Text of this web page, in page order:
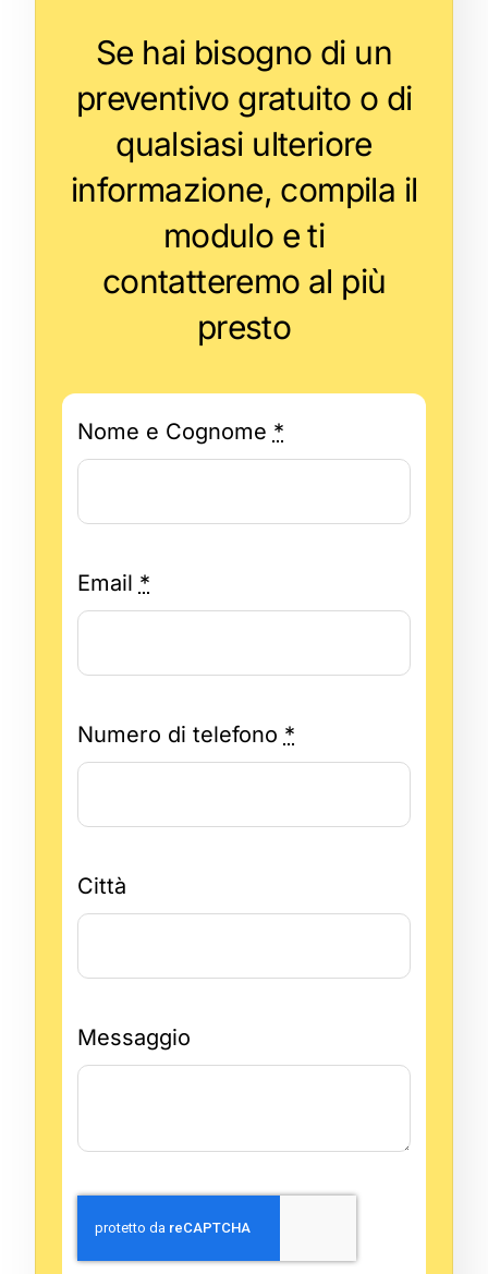
Se hai bisogno di un
preventivo gratuito o di
qualsiasi ulteriore
informazione, compila il
modulo e ti
contatteremo al più
presto
Nome e Cognome *
Email *
Numero di telefono *
Città
Messaggio